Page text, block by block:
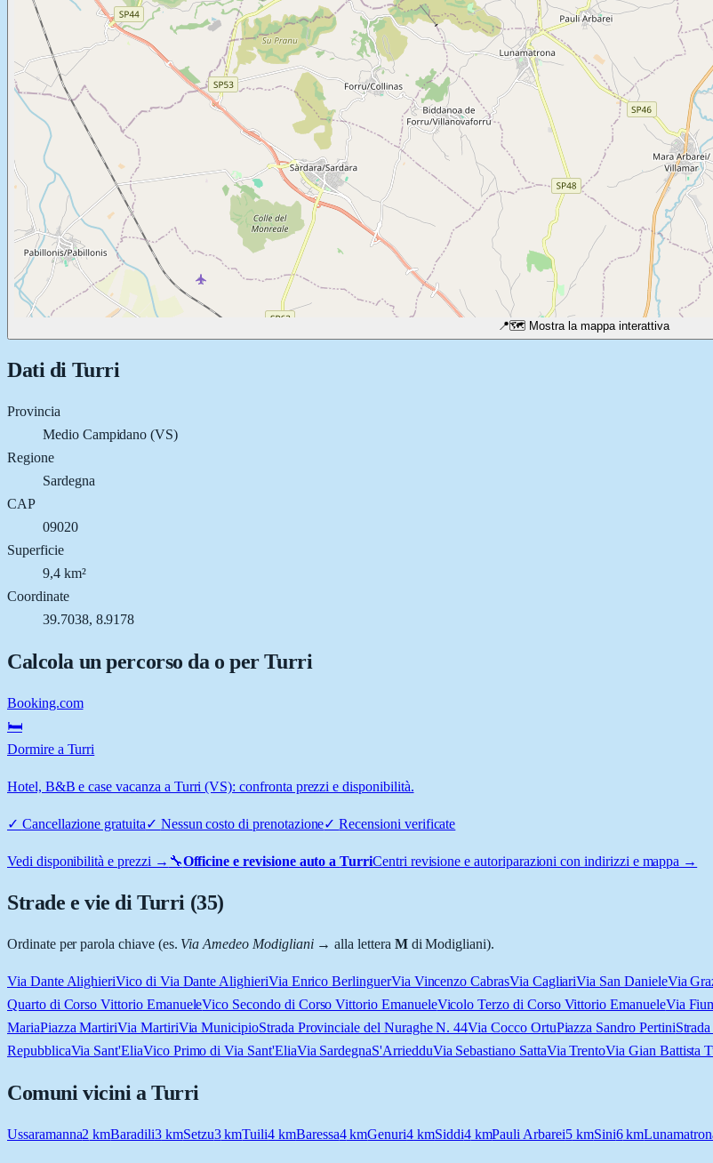
📍🗺️ Mostra la mappa interattiva
Dati di Turri
Provincia
Medio Campidano (VS)
Regione
Sardegna
CAP
09020
Superficie
9,4 km²
Coordinate
39.7038, 8.9178
Calcola un percorso da o perTurri
Booking.com
🛏️
Dormire a Turri
Hotel, B&B e case vacanza a Turri (VS): confronta prezzi e disponibilità.
✓ Cancellazione gratuita✓ Nessun costo di prenotazione✓Recensioni verificate
Vedi disponibilità e prezzi → 🔧Officine e revisione auto aTurriCentri revisione e autoriparazioni con indirizzi e mappa →
Strade e vie diTurri (35)
Ordinate per parola chiave (es. Via Amedeo Modigliani→ alla lettera Mdi Modigliani).
Via Dante AlighieriVico di Via Dante AlighieriVia Enrico BerlinguerVia Vincenzo CabrasVia CagliariVia San DanieleVia
Quarto di Corso Vittorio EmanueleVico Secondo di Corso Vittorio EmanueleVicolo Terzo di Corso Vittorio EmanueleVia
MariaPiazza MartiriVia MartiriVia MunicipioStrada Provinciale del Nuraghe N. 44Via Cocco OrtuPiazza Sandro Pertini
RepubblicaVia Sant'EliaVico Primo di Via Sant'EliaVia SardegnaS'ArriedduVia Sebastiano SattaVia TrentoVia Gian Battista
Comuni vicini aTurri
Ussaramanna2 kmBaradili3kmSetzu3kmTuili4 kmBaressa4kmGenuri4 kmSiddi4kmPauli Arbarei5kmSini6km